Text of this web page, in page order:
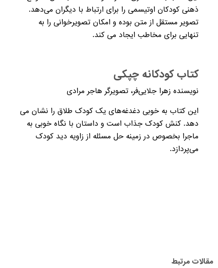
ذهنی کودکان اوتیسمی را برای ارتباط با دیگران می‌دهد.
تصویر مستقل از متن بوده و امکان تصویرخوانی را به
تنهایی برای مخاطب ایجاد می کند.
کتاب کودکانه چپکی
نویسنده زهرا جلایی‌فر، تصویرگر هاجر مرادی
این کتاب به خوبی دغدغه‌های یک کودک طلاق را نشان می
دهد. کنش کودک جذاب است و داستان با نگاه خوبی به
ماجرا بخصوص در زمینه حل مسئله از زاویه دید کودک
می‌پردازد.
مقالات مرتبط